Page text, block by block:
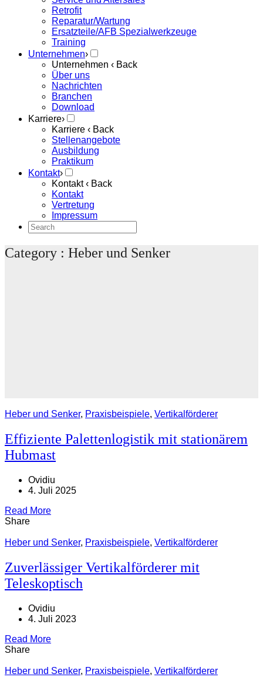
Retrofit
Reparatur/Wartung
Ersatzteile/AFB Spezialwerkzeuge
Training
Unternehmen›
Unternehmen ‹ Back
Über uns
Nachrichten
Branchen
Download
Karriere›
Karriere ‹ Back
Stellenangebote
Ausbildung
Praktikum
Kontakt›
Kontakt‹ Back
Kontakt
Vertretung
Impressum
Category : Heber und Senker
Heber und Senker, Praxisbeispiele, Vertikalförderer
Effiziente Palettenlogistik mit stationärem
Hubmast
Ovidiu
4. Juli 2025
Read More
Share
Heber und Senker, Praxisbeispiele, Vertikalförderer
Zuverlässiger Vertikalförderer mit
Teleskoptisch
Ovidiu
4. Juli 2023
Read More
Share
Heber und Senker, Praxisbeispiele, Vertikalförderer